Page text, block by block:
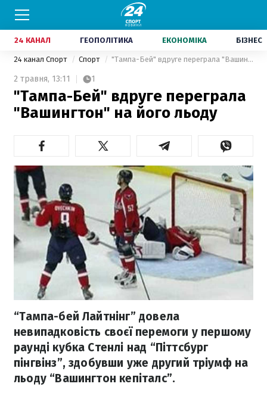
24 КАНАЛ ГЕОПОЛІТИКА ЕКОНОМІКА БІЗНЕС
24 канал Спорт Спорт "Тампа-Бей" вдруге переграла "Вашингтон" на його льоду
2 травня, 13:11 1
"Тампа-Бей" вдруге переграла
"Вашингтон" на його льоду
“Тампа-бей Лайтнінг” довела
невипадковість своєї перемоги у першому
раунді кубка Стенлі над “Піттсбург
пінгвінз”, здобувши уже другий тріумф на
льоду “Вашингтон кепіталс”.